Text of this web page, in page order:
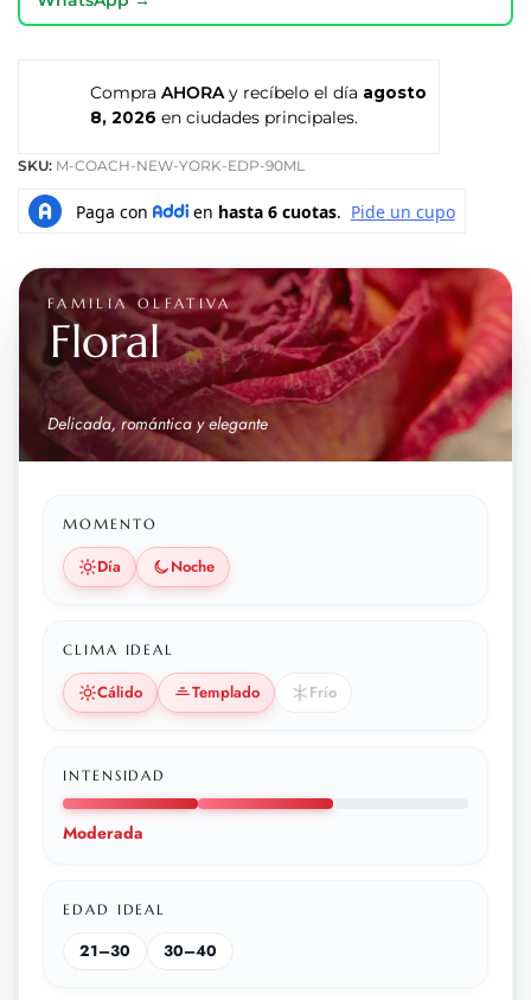
Compra AHORA y recíbelo el día agosto
8, 2026 en ciudades principales.
SKU: M-COACH-NEW-YORK-EDP-90ML
FAMILIA OLFATIVA
Floral
Delicada, romántica y elegante
MOMENTO
Día Noche
CLIMA IDEAL
Cálido Templado Frío
INTENSIDAD
Moderada
EDAD IDEAL
21–30 30–40